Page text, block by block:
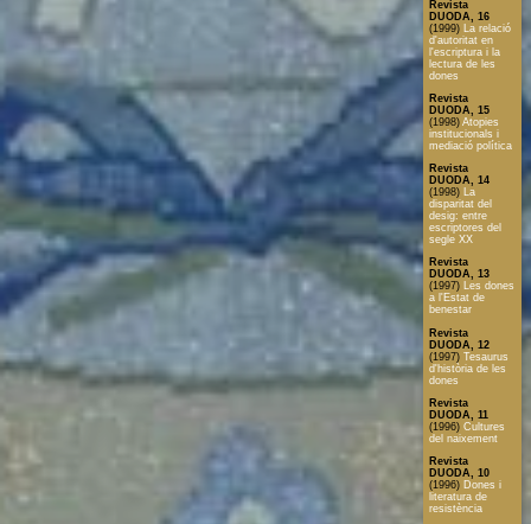
Revista
DUODA, 16
(1999)
La relació
d'autoritat en
l'escriptura i la
lectura de les
dones
Revista
DUODA, 15
(1998) Atopies
institucionals i
mediació política
Revista
DUODA, 14
(1998) La
disparitat del
desig: entre
escriptores del
segle XX
Revista
DUODA, 13
(1997) Les dones
a l'Estat de
benestar
Revista
DUODA, 12
(1997) Tesaurus
d'història de les
dones
Revista
DUODA, 11
(1996) Cultures
del naixement
Revista
DUODA, 10
(1996) Dones i
literatura de
resistència